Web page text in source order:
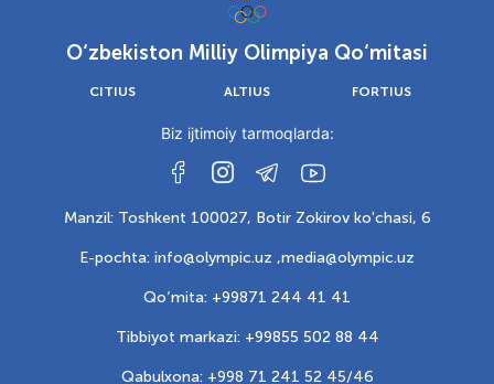
O‘zbekiston Milliy Olimpiya Qo‘mitasi
CITIUS ALTIUS FORTIUS
Biz ijtimoiy tarmoqlarda:
Manzil: Toshkent 100027, Botir Zokirov ko'chasi, 6
E-pochta: info@olympic.uz ,media@olympic.uz
Qo‘mita: +99871 244 41 41
Tibbiyot markazi: +99855 502 88 44
Qabulxona: +998 71 241 52 45/46